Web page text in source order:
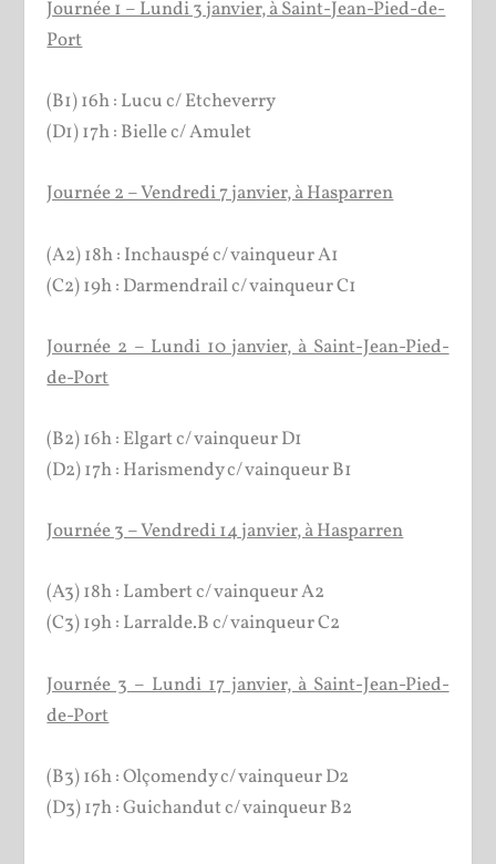
Journée 1 – Lundi 3 janvier, à Saint-Jean-Pied-de-
Port
(B1) 16h : Lucu c/ Etcheverry
(D1) 17h : Bielle c/ Amulet
Journée 2 – Vendredi 7 janvier, à Hasparren
(A2) 18h : Inchauspé c/ vainqueur A1
(C2) 19h : Darmendrail c/ vainqueur C1
Journée 2 – Lundi 10 janvier, à Saint-Jean-Pied-
de-Port
(B2) 16h : Elgart c/ vainqueur D1
(D2) 17h : Harismendy c/ vainqueur B1
Journée 3 – Vendredi 14 janvier, à Hasparren
(A3) 18h : Lambert c/ vainqueur A2
(C3) 19h : Larralde.B c/ vainqueur C2
Journée 3 – Lundi 17 janvier, à Saint-Jean-Pied-
de-Port
(B3) 16h : Olçomendy c/ vainqueur D2
(D3) 17h : Guichandut c/ vainqueur B2